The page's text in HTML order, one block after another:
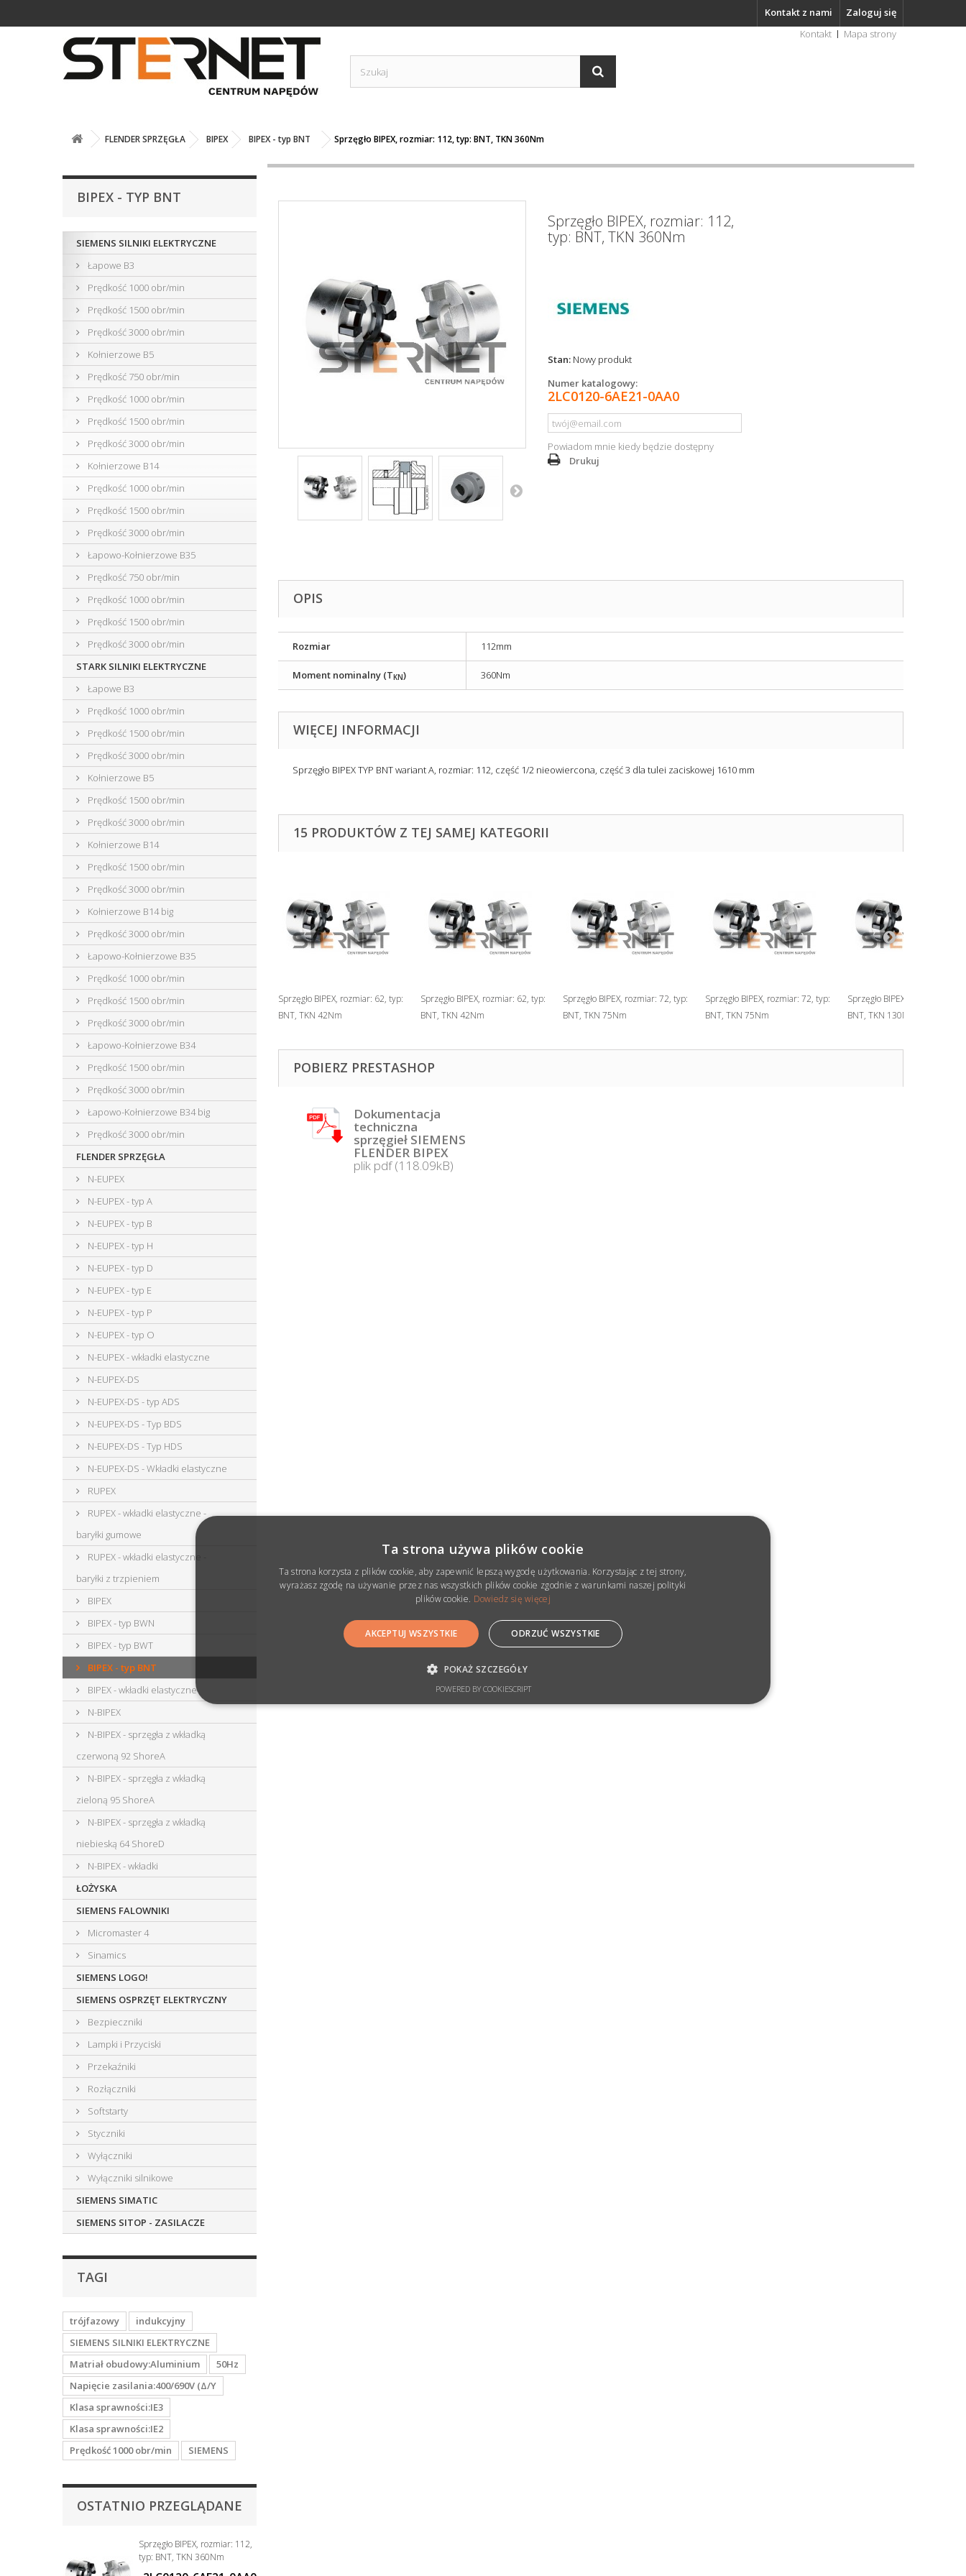
Zaloguj się
Kontakt z nami
Kontakt
Mapa strony
FLENDER SPRZĘGŁA BIPEX BIPEX - typ BNT Sprzęgło BIPEX, rozmiar: 112, typ: BNT, TKN 360Nm
BIPEX - TYP BNT
SIEMENS SILNIKI ELEKTRYCZNE
Łapowe B3
Prędkość 1000 obr/min
Prędkość 1500 obr/min
Prędkość 3000 obr/min
Kołnierzowe B5
Prędkość 750 obr/min
Prędkość 1000 obr/min
Prędkość 1500 obr/min
Prędkość 3000 obr/min
Kołnierzowe B14
Prędkość 1000 obr/min
Prędkość 1500 obr/min
Prędkość 3000 obr/min
Łapowo-Kołnierzowe B35
Prędkość 750 obr/min
Prędkość 1000 obr/min
Prędkość 1500 obr/min
Prędkość 3000 obr/min
STARK SILNIKI ELEKTRYCZNE
Łapowe B3
Prędkość 1000 obr/min
Prędkość 1500 obr/min
Prędkość 3000 obr/min
Kołnierzowe B5
Prędkość 1500 obr/min
Prędkość 3000 obr/min
Kołnierzowe B14
Prędkość 1500 obr/min
Prędkość 3000 obr/min
Kołnierzowe B14 big
Prędkość 3000 obr/min
Łapowo-Kołnierzowe B35
Prędkość 1000 obr/min
Prędkość 1500 obr/min
Prędkość 3000 obr/min
Łapowo-Kołnierzowe B34
Prędkość 1500 obr/min
Prędkość 3000 obr/min
Łapowo-Kołnierzowe B34 big
Prędkość 3000 obr/min
FLENDER SPRZĘGŁA
N-EUPEX
N-EUPEX - typ A
N-EUPEX - typ B
N-EUPEX - typ H
N-EUPEX - typ D
N-EUPEX - typ E
N-EUPEX - typ P
N-EUPEX - typ O
N-EUPEX - wkładki elastyczne
N-EUPEX-DS
N-EUPEX-DS - typ ADS
N-EUPEX-DS - Typ BDS
N-EUPEX-DS - Typ HDS
N-EUPEX-DS - Wkładki elastyczne
RUPEX
RUPEX - wkładki elastyczne -
baryłki gumowe
RUPEX - wkładki elastyczne -
baryłki z trzpieniem
BIPEX
BIPEX - typ BWN
BIPEX - typ BWT
BIPEX - typ BNT
BIPEX - wkładki elastyczne
N-BIPEX
N-BIPEX - sprzęgła z wkładką
czerwoną 92 ShoreA
N-BIPEX - sprzęgła z wkładką
zieloną 95 ShoreA
N-BIPEX - sprzęgła z wkładką
niebieską 64 ShoreD
N-BIPEX - wkładki
ŁOŻYSKA
SIEMENS FALOWNIKI
Micromaster 4
Sinamics
SIEMENS LOGO!
SIEMENS OSPRZĘT ELEKTRYCZNY
Bezpieczniki
Lampki i Przyciski
Przekaźniki
Rozłączniki
Softstarty
Styczniki
Wyłączniki
Wyłączniki silnikowe
SIEMENS SIMATIC
SIEMENS SITOP - ZASILACZE
TAGI
trójfazowy
indukcyjny
SIEMENS SILNIKI ELEKTRYCZNE
Matriał obudowy:Aluminium
50Hz
Napięcie zasilania:400/690V (Δ/Y
Klasa sprawności:IE3
Klasa sprawności:IE2
Prędkość 1000 obr/min
SIEMENS
OSTATNIO PRZEGLĄDANE
Sprzęgło BIPEX, rozmiar: 112,
typ: BNT, TKN 360Nm
Sprzęgło BIPEX, rozmiar: 112,
typ: BNT, TKN 360Nm
Stan: Nowy produkt
Numer katalogowy:
2LC0120-6AE21-0AA0
Powiadom mnie kiedy będzie dostępny
Drukuj
OPIS
Rozmiar 112mm
Moment nominalny (T KN) 360Nm
WIĘCEJ INFORMACJI
Sprzęgło BIPEX TYP BNT wariant A, rozmiar: 112, część 1/2 nieowiercona, część 3 dla tulei zaciskowej 1610 mm
15 PRODUKTÓW Z TEJ SAMEJ KATEGORII
Sprzęgło BIPEX, rozmiar: 62, typ:
BNT, TKN 42Nm
Sprzęgło BIPEX, rozmiar: 62, typ:
BNT, TKN 42Nm
Sprzęgło BIPEX, rozmiar: 72, typ:
BNT, TKN 75Nm
Sprzęgło BIPEX, rozmiar: 72, typ:
BNT, TKN 75Nm
Sprzęgło BIPEX, rozmiar: 84,
BNT, TKN 130Nm
POBIERZ PRESTASHOP
Dokumentacja
techniczna
sprzęgieł SIEMENS
FLENDER BIPEX
plik pdf (118.09kB)
Ta strona używa plików cookie
Ta strona korzysta z plików cookie, aby zapewnić lepszą wygodę użytkowania. Korzystając z tej strony,
wyrażasz zgodę na używanie przez nas wszystkich plików cookie zgodnie z warunkami naszej polityki
plików cookie. Dowiedz się więcej
AKCEPTUJ WSZYSTKIE ODRZUĆ WSZYSTKIE
POKAŻ SZCZEGÓŁY
POWERED BY COOKIESCRIPT